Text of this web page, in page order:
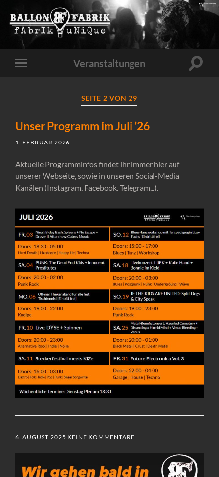
Mobile-
Veranstaltungen
SEITE 2 VON 29
Unser Programm im Juli ’26
1. FEBRUAR 2026
Aktuelle Programminfos findet ihr immer hier auf
unserer Webseite, sowie in unseren Social-Media
Kanälen (Instagram, Facebook, Telegram,..).
6. AUGUST 2025 KEINE KOMMENTARE